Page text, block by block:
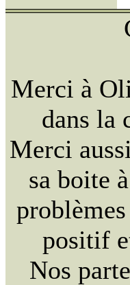
Merci à
dans la
Merci
sa boite
positif
Nos